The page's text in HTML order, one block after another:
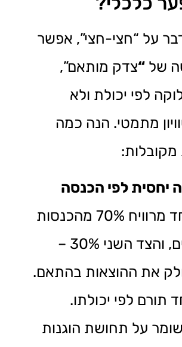
על “חצי-חצי”, אפשר
של “צדק מותאם”,
לפי יכולת ולא
מתמטי. הנה כמה
מקובלות:
יחסית לפי הכנסה
אם צד אחד מרוויח 70% מהכנסות
שני ההורים, והצד השני 30% –
את ההוצאות בהתאם.
תורם לפי יכולתו.
שומר על תחושת הוגנות